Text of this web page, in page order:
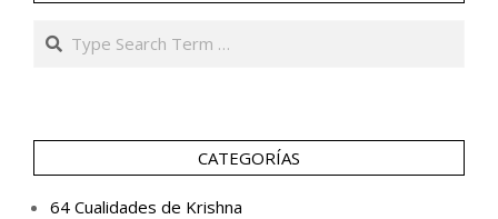
Search
CATEGORÍAS
64 Cualidades de Krishna